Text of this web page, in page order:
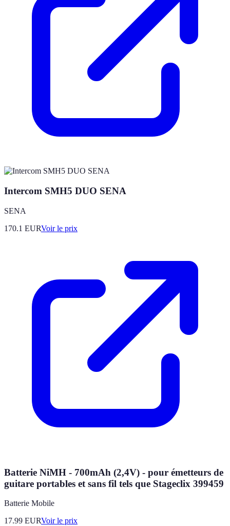
Intercom SMH5 DUO SENA
SENA
170.1 EURVoir le prix
Batterie NiMH - 700mAh (2,4V) - pour émetteurs de
guitare portables et sans fil tels que Stageclix 399459
Batterie Mobile
17.99 EURVoir le prix